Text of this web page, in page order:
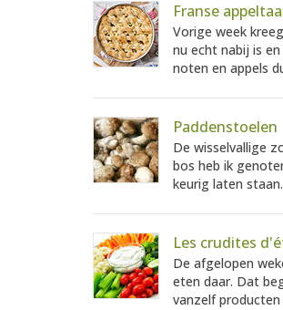
Franse
Vorige week
nu echt nabij is
noten en appels
Paddenstoelen
De wisselvallige
bos heb ik
keurig laten
Les crudites
De afgelopen
eten daar. Dat
vanzelf producten